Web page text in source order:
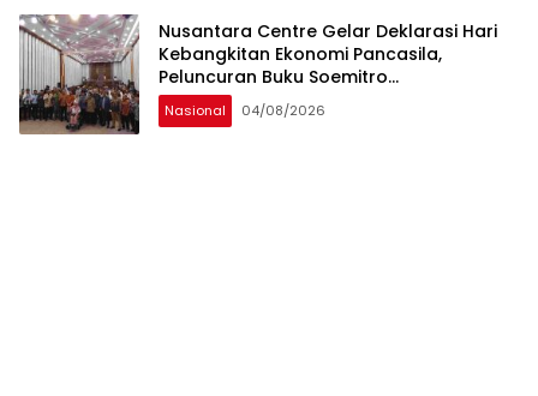
Nusantara Centre Gelar Deklarasi Hari
Kebangkitan Ekonomi Pancasila,
Peluncuran Buku Soemitro
Djojohadikusumo Anti Penjajahan
(Pergolakan Ekonomi Politik Indonesia) &
Nasional 04/08/2026